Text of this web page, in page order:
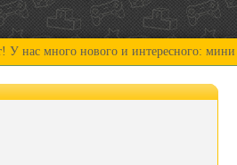
нового и интересного: мини игры,